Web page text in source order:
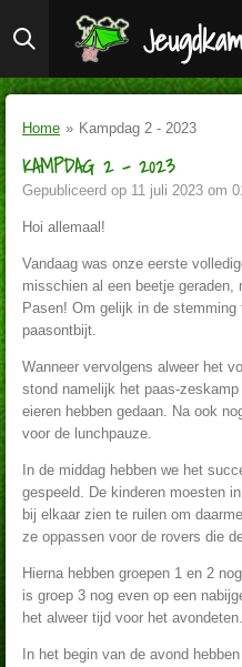
direct
de
Home » Kampdag 2 - 2023
KAMPDAG 2 - 2023
Gepubliceerd op 11 juli 2023 om
Hoi allemaal!
Vandaag was onze eerste
misschien al een beetje geraden,
Pasen! Om gelijk in de
paasontbijt.
Wanneer vervolgens alweer het
stond namelijk het paas-
eieren hebben gedaan. Na ook
voor de lunchpauze.
In de middag hebben we het
gespeeld. De kinderen moesten
bij elkaar zien te ruilen om
ze oppassen voor de rovers die
Hierna hebben groepen 1 en 2
is groep 3 nog even op een
het alweer tijd voor het avondeten.
In het begin van de avond